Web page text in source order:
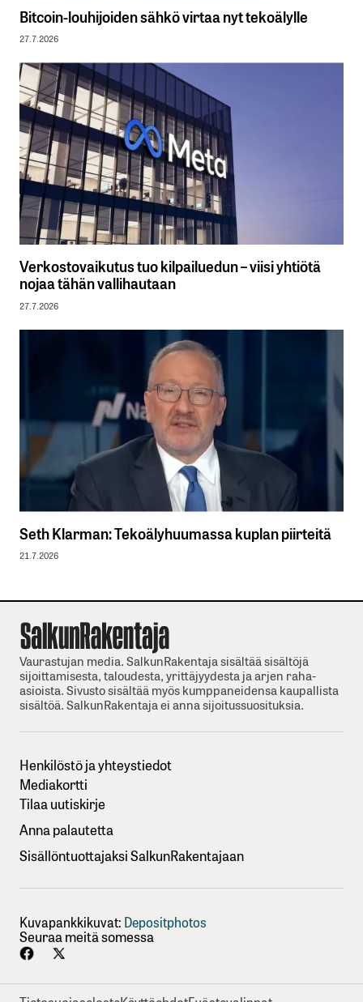
Bitcoin-louhijoiden sähkö virtaa nyt tekoälylle
27.7.2026
Verkostovaikutus tuo kilpailuedun – viisi yhtiötä
nojaa tähän vallihautaan
27.7.2026
Seth Klarman: Tekoälyhuumassa kuplan piirteitä
21.7.2026
Vaurastujan media. SalkunRakentaja sisältää sisältöjä
sijoittamisesta, taloudesta, yrittäjyydesta ja arjen raha-
asioista. Sivusto sisältää myös kumppaneidensa kaupallista
sisältöä. SalkunRakentaja ei anna sijoitussuosituksia.
Henkilöstö ja yhteystiedot
Mediakortti
Tilaa uutiskirje
Anna palautetta
Sisällöntuottajaksi SalkunRakentajaan
Kuvapankkikuvat: Depositphotos
Seuraa meitä somessa